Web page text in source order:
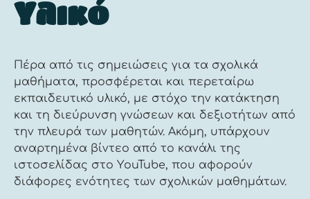
Υλικό
Πέρα από τις σημειώσεις για τα σχολικά
μαθήματα, προσφέρεται και περεταίρω
εκπαιδευτικό υλικό, με στόχο την κατάκτηση
και τη διεύρυνση γνώσεων και δεξιοτήτων από
την πλευρά των μαθητών. Ακόμη, υπάρχουν
αναρτημένα βίντεο από το κανάλι της
ιστοσελίδας στο ΥouTube, που αφορούν
διάφορες ενότητες των σχολικών μαθημάτων.